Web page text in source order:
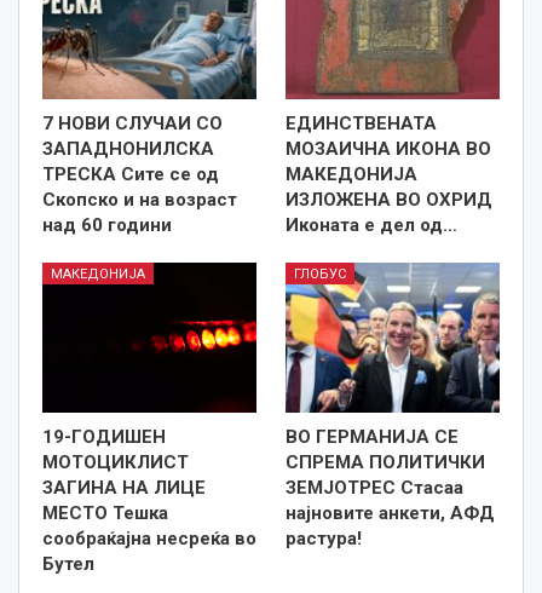
7 НОВИ СЛУЧАИ СО
ЗАПАДНОНИЛСКА
ТРЕСКА Сите се од
Скопско и на возраст
над 60 години
ЕДИНСТВЕНАТА
МОЗАИЧНА ИКОНА ВО
МАКЕДОНИЈА
ИЗЛОЖЕНА ВО ОХРИД
Иконата е дел од…
МАКЕДОНИЈА
19-ГОДИШЕН
МОТОЦИКЛИСТ
ЗАГИНА НА ЛИЦЕ
МЕСТО Тешка
сообраќајна несреќа во
Бутел
ГЛОБУС
ВО ГЕРМАНИЈА СЕ
СПРЕМА ПОЛИТИЧКИ
ЗЕМЈОТРЕС Стасаа
најновите анкети, АФД
растура!